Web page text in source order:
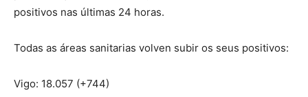
positivos nas últimas 24 horas.
Todas as áreas sanitarias volven subir os seus positivos:
Vigo: 18.057 (+744)